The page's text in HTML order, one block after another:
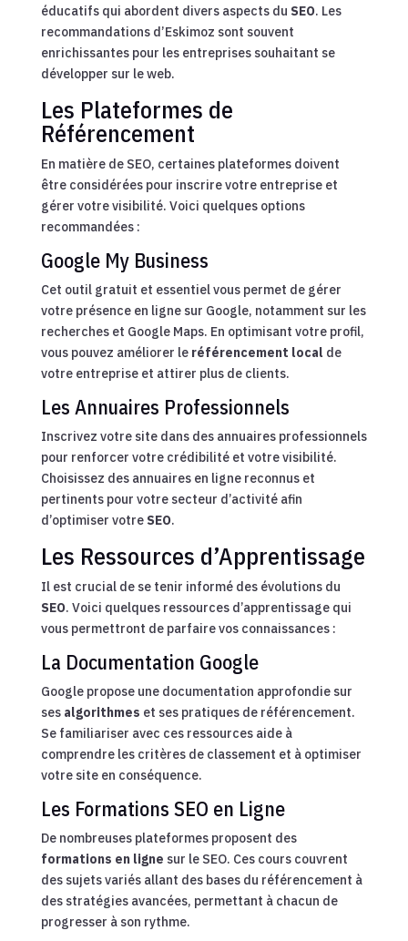
éducatifs qui abordent divers aspects du SEO. Les
recommandations d’Eskimoz sont souvent
enrichissantes pour les entreprises souhaitant se
développer sur le web.
Les Plateformes de
Référencement
En matière de SEO, certaines plateformes doivent
être considérées pour inscrire votre entreprise et
gérer votre visibilité. Voici quelques options
recommandées :
Google My Business
Cet outil gratuit et essentiel vous permet de gérer
votre présence en ligne sur Google, notamment sur les
recherches et Google Maps. En optimisant votre profil,
vous pouvez améliorer le référencement local de
votre entreprise et attirer plus de clients.
Les Annuaires Professionnels
Inscrivez votre site dans des annuaires professionnels
pour renforcer votre crédibilité et votre visibilité.
Choisissez des annuaires en ligne reconnus et
pertinents pour votre secteur d’activité afin
d’optimiser votre SEO.
Les Ressources d’Apprentissage
Il est crucial de se tenir informé des évolutions du
SEO. Voici quelques ressources d’apprentissage qui
vous permettront de parfaire vos connaissances :
La Documentation Google
Google propose une documentation approfondie sur
ses algorithmes et ses pratiques de référencement.
Se familiariser avec ces ressources aide à
comprendre les critères de classement et à optimiser
votre site en conséquence.
Les Formations SEO en Ligne
De nombreuses plateformes proposent des
formations en ligne sur le SEO. Ces cours couvrent
des sujets variés allant des bases du référencement à
des stratégies avancées, permettant à chacun de
progresser à son rythme.